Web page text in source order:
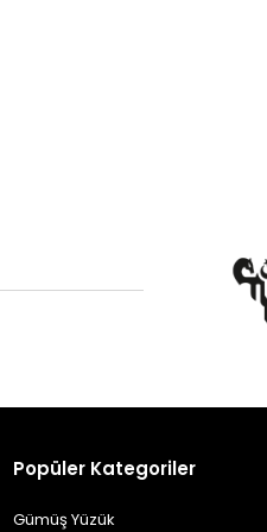
Popüler Kategoriler
Gümüş Yüzük